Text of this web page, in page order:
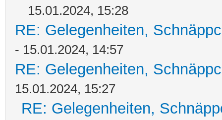
15.01.2024, 15:28
RE: Gelegenheiten,
- 15.01.2024, 14:57
RE: Gelegenheiten,
15.01.2024, 15:27
RE: Gelegenheiten,